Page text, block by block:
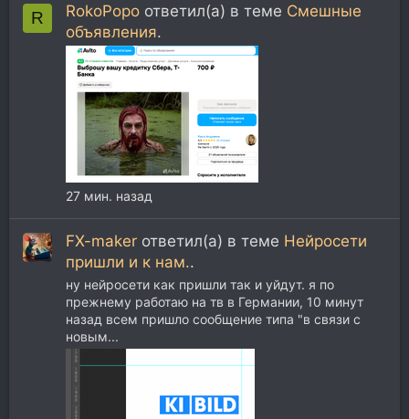
R RokoPopo ответил(а) в теме Смешные
объявления.
27 мин. назад
FX-maker ответил(а) в теме Нейросети
пришли и к нам..
ну нейросети как пришли так и уйдут. я по
прежнему работаю на тв в Германии, 10 минут
назад всем пришло сообщение типа "в связи с
новым...